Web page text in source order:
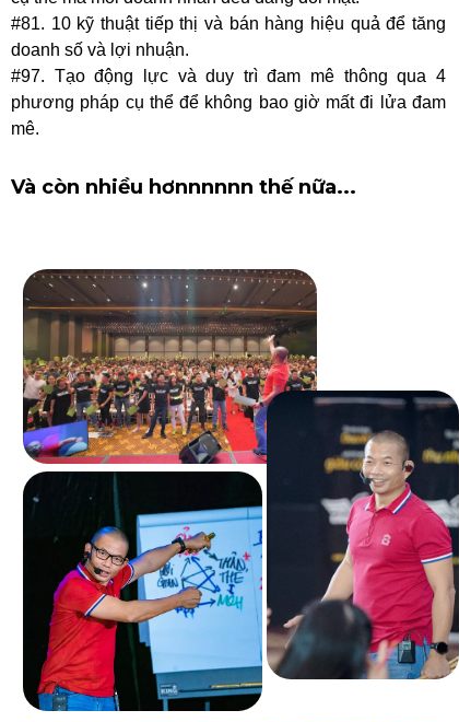
#81. 10 kỹ thuật tiếp thị và bán hàng hiệu quả để tăng
doanh số và lợi nhuận.
#97. Tạo động lực và duy trì đam mê thông qua 4
phương pháp cụ thể để không bao giờ mất đi lửa đam
mê.
Và còn nhiều hơnnnnnn thế nữa...